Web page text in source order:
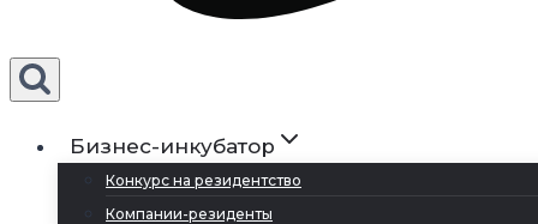
Бизнес-инкубатор
Конкурс на резидентство
Компании-резиденты